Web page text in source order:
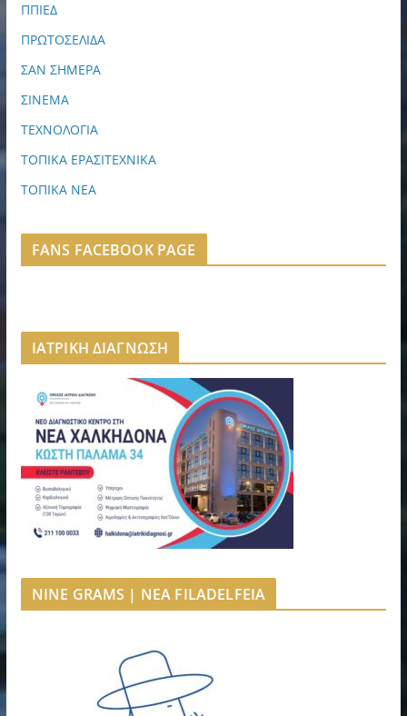
ΠΠΙΕΔ
ΠΡΩΤΟΣΕΛΙΔΑ
ΣΑΝ ΣΗΜΕΡΑ
ΣΙΝΕΜΑ
ΤΕΧΝΟΛΟΓΙΑ
ΤΟΠΙΚΑ ΕΡΑΣΙΤΕΧΝΙΚΑ
ΤΟΠΙΚΑ ΝΕΑ
FANS FACEBOOK PAGE
ΙΑΤΡΙΚΗ ΔΙΑΓΝΩΣΗ
NINE GRAMS | NEA FILADELFEIA